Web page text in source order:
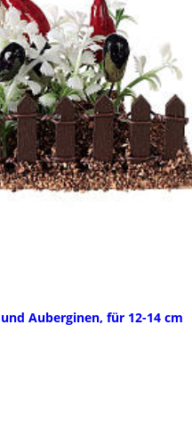
Auberginen, für 12-14 cm